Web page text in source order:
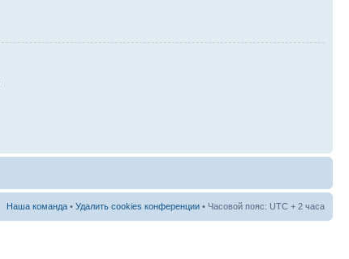
Наша команда • Удалить cookies конференции • Часовой пояс: UTC + 2 часа